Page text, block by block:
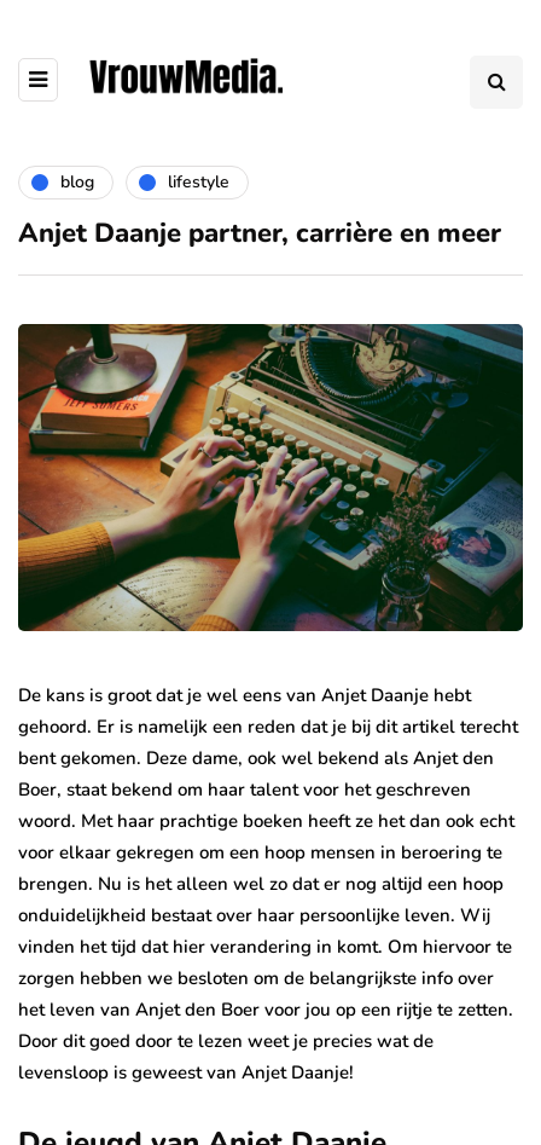
blog lifestyle
Anjet Daanje partner, carrière en meer
De kans is groot dat je wel eens van Anjet Daanje hebt
gehoord. Er is namelijk een reden dat je bij dit artikel terecht
bent gekomen. Deze dame, ook wel bekend als Anjet den
Boer, staat bekend om haar talent voor het geschreven
woord. Met haar prachtige boeken heeft ze het dan ook echt
voor elkaar gekregen om een hoop mensen in beroering te
brengen. Nu is het alleen wel zo dat er nog altijd een hoop
onduidelijkheid bestaat over haar persoonlijke leven. Wij
vinden het tijd dat hier verandering in komt. Om hiervoor te
zorgen hebben we besloten om de belangrijkste info over
het leven van Anjet den Boer voor jou op een rijtje te zetten.
Door dit goed door te lezen weet je precies wat de
levensloop is geweest van Anjet Daanje!